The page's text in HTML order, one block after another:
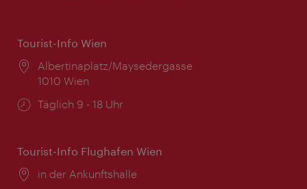
Tourist-Info Wien
Ort:
Albertinaplatz/Maysedergasse
1010 Wien
Öffnungszeiten:
Täglich 9 - 18 Uhr
Tourist-Info Flughafen Wien
Ort:
in der Ankunftshalle